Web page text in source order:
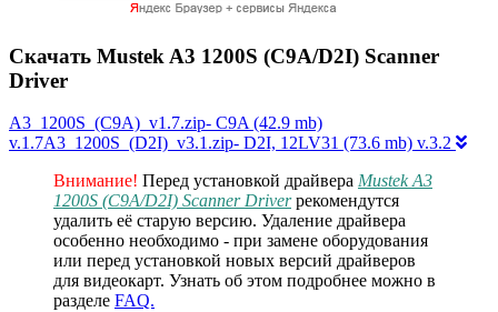
Скачать Mustek A3 1200S (C9A/D2I) Scanner
Driver
A3_1200S_(C9A)_v1.7.zip- C9A (42.9 mb)
v.1.7A3_1200S_(D2I)_v3.1.zip- D2I, 12LV31 (73.6 mb) v.3.2
Внимание! Перед установкой драйвера Mustek A3
1200S (C9A/D2I) Scanner Driverрекомендутся
удалить её старую версию. Удаление драйвера
особенно необходимо - при замене оборудования
или перед установкой новых версий драйверов
для видеокарт. Узнать об этом подробнее можно в
разделе FAQ.